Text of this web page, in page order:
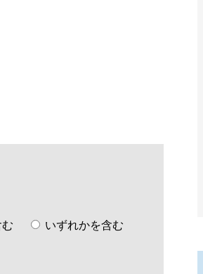
いずれかを含む